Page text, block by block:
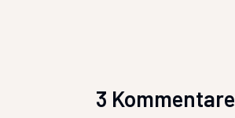
3 Kommentare